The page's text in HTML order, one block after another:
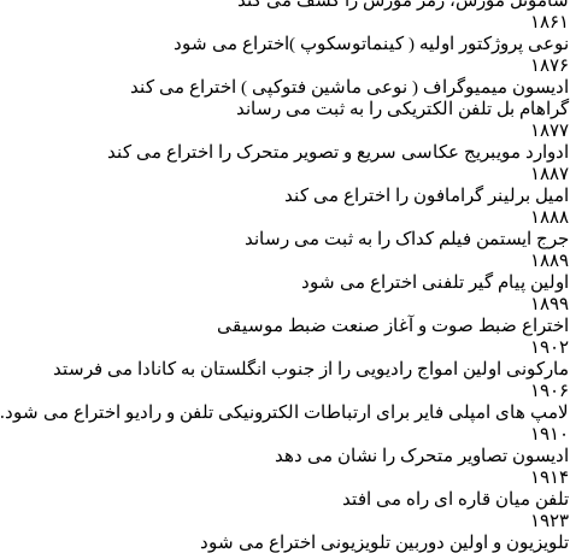
۱۸۶۱
نوعی پروژکتور اوليه ( کينماتوسکوپ )اختراع می شود
۱۸۷۶
اديسون ميميوگراف ( نوعی ماشين فتوکپی ) اختراع می کند
گراهام بل تلفن الکتريکی را به ثبت می رساند
۱۸۷۷
ادوارد مويبريج عکاسی سريع و تصوير متحرک را اختراع می کند
۱۸۸۷
اميل برلينر گرامافون را اختراع می کند
۱۸۸۸
جرج ايستمن فيلم کداک را به ثبت می رساند
۱۸۸۹
اولين پيام گير تلفنی اختراع می شود
۱۸۹۹
اختراع ضبط صوت و آغاز صنعت ضبط موسيقی
۱۹۰۲
مارکونی اولين امواج راديويی را از جنوب انگلستان به کانادا می فرستد
۱۹۰۶
لامپ های امپلی فاير برای ارتباطات الکترونيکی تلفن و راديو اختراع می شود.
۱۹۱۰
اديسون تصاوير متحرک را نشان می دهد
۱۹۱۴
تلفن ميان قاره ای راه می افتد
۱۹۲۳
تلويزيون و اولين دوربين تلويزيونی اختراع می شود